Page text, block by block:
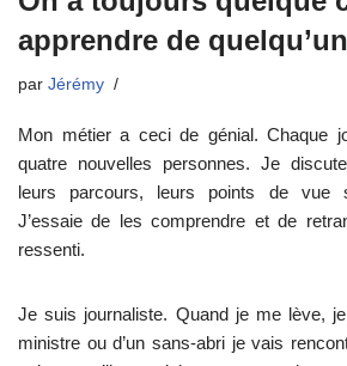
apprendre de quelqu’un
par Jérémy
Mon métier a ceci de génial. Chaque
quatre nouvelles personnes. Je
leurs parcours, leurs points de vue
J’essaie de les comprendre et de
ressenti.
Je suis journaliste. Quand je me lève,
ministre ou d’un sans-abri je vais